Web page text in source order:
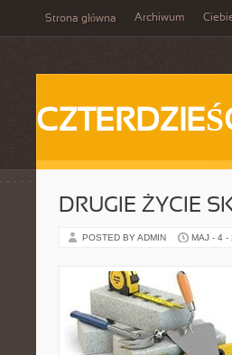
Strona główna Archiwum
DRUGIE ŻYCIE
POSTED BY ADMIN MAJ - 4 -